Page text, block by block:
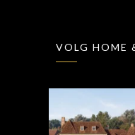
VOLG HOME